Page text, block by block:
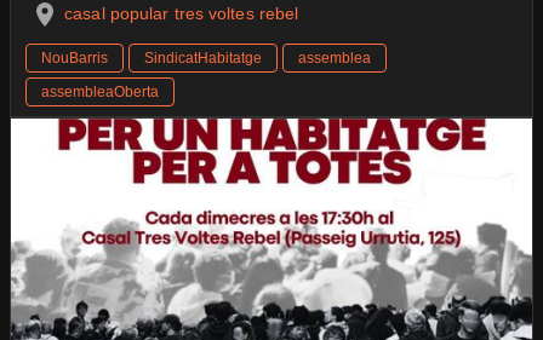
casal popular tres voltes rebel
NouBarris SindicatHabitatge
assemblea
assembleaOberta